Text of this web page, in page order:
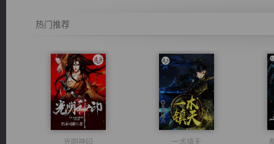
热门推荐
光明神印 一术镇天